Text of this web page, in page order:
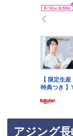
アジング